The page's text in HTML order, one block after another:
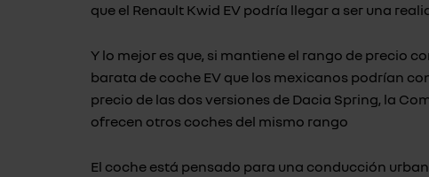
que el Renault Kwid EV podría llegar a ser una
Y lo mejor es que, si mantiene el rango de precio
barata de coche EV que los mexicanos podrían
precio de las dos versiones de Dacia Spring, la
ofrecen otros coches del mismo rango
El coche está pensado para una conducción